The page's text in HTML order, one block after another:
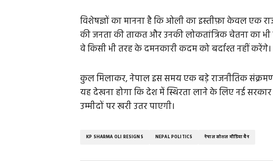
विशेषज्ञों का मानना है कि ओली का इस्तीफ़ा केवल एक
की जनता की ताकत और उनकी लोकतांत्रिक चेतना का
वे किसी भी तरह के दमनकारी कदम को बर्दाश्त नहीं करेंगे।
कुल मिलाकर, नेपाल इस समय एक बड़े राजनीतिक
यह देखना होगा कि देश में स्थिरता लाने के लिए नई
उम्मीदों पर खरी उतर पाएगी।
KP SHARMA OLI RESIGNS NEPAL POLITICS नेपाल सोशल मीडिया बैन